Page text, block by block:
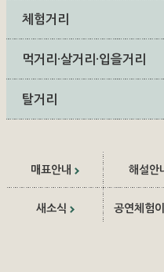
체험거리
먹거리·살거리·입을거리
탈거리
매표안내 해설안
새소식 공연체험